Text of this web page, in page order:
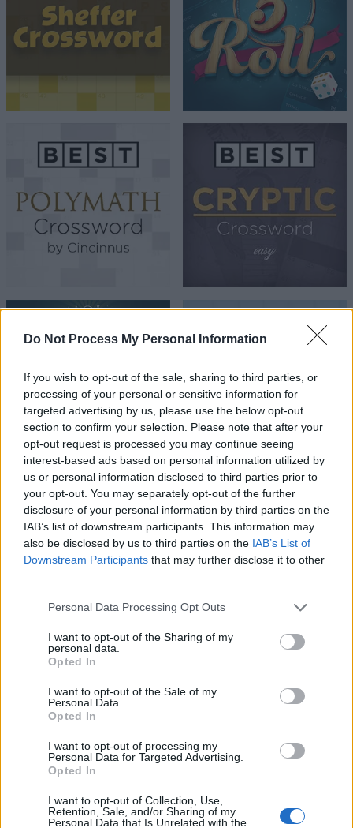
Do Not Process My Personal Information
If you wish to opt-out of the sale, sharing to third parties, or
processing of your personal or sensitive information for
targeted advertising by us, please use the below opt-out
section to confirm your selection. Please note that after your
opt-out request is processed you may continue seeing
interest-based ads based on personal information utilized by
us or personal information disclosed to third parties prior to
your opt-out. You may separately opt-out of the further
disclosure of your personal information by third parties on the
IAB’s list of downstream participants. This information may
also be disclosed by us to third parties on the IAB’s List of
Downstream Participants that may further disclose it to other
Please note that this website/app uses one or more Google
not limited to your visit or usage behaviour. You may click to
grant or deny consent to Google and its third-party tags to
use your data for below specified purposes in below Google
consent section.
Personal Data Processing Opt Outs
I want to opt-out of the Sharing of my
personal data.
Opted In
I want to opt-out of the Sale of my
Personal Data.
Opted In
I want to opt-out of processing my
Personal Data for Targeted Advertising.
Opted In
I want to opt-out of Collection, Use,
Retention, Sale, and/or Sharing of my
Personal Data that Is Unrelated with the